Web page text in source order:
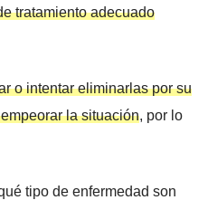
tratamiento adecuado
o intentar eliminarlas por su
la situación, por lo
tipo de enfermedad son